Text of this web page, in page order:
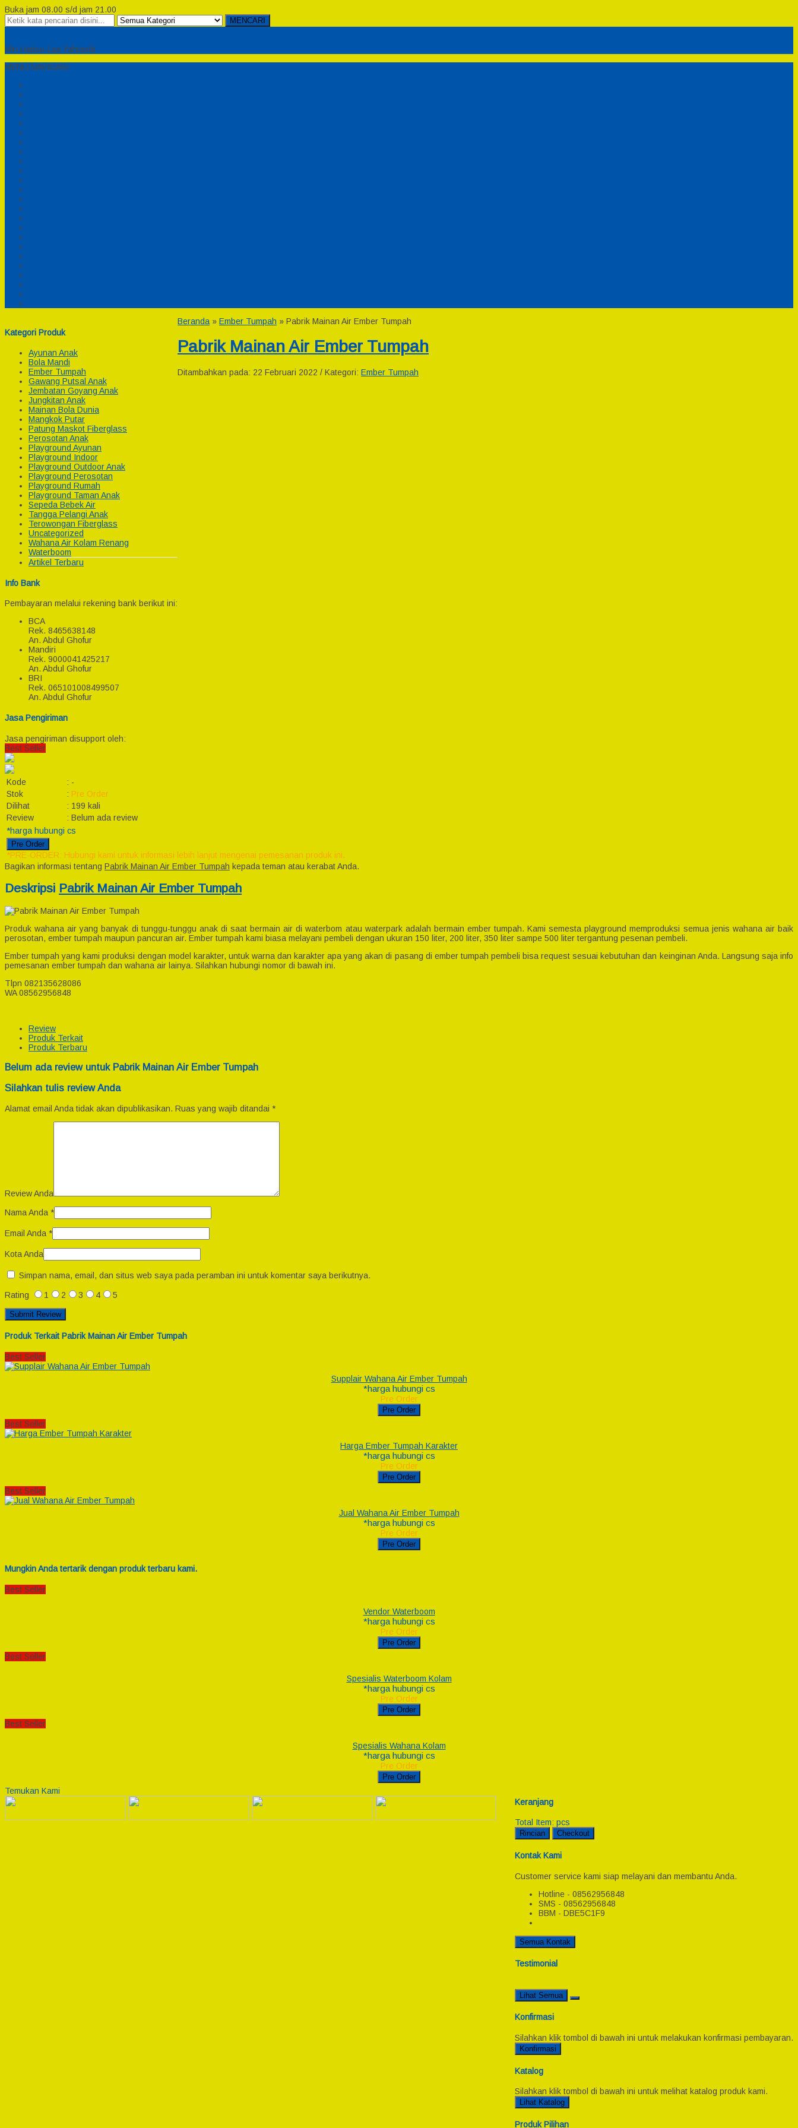
Buka jam 08.00 s/d jam 21.00
MENCARI
Min Haitsu Laa Yahtasib
MENU NAVIGASI
Kategori Produk
Ayunan Anak
Bola Mandi
Ember Tumpah
Gawang Putsal Anak
Jembatan Goyang Anak
Jungkitan Anak
Mainan Bola Dunia
Mangkok Putar
Patung Maskot Fiberglass
Perosotan Anak
Playground Ayunan
Playground Indoor
Playground Outdoor Anak
Playground Perosotan
Playground Rumah
Playground Taman Anak
Sepeda Bebek Air
Tangga Pelangi Anak
Terowongan Fiberglass
Uncategorized
Wahana Air Kolam Renang
Waterboom
Artikel Terbaru
Info Bank
Pembayaran melalui rekening bank berikut ini:
BCA
Rek. 8465638148
An. Abdul Ghofur
Mandiri
Rek. 9000041425217
An. Abdul Ghofur
BRI
Rek. 065101008499507
An. Abdul Ghofur
Jasa Pengiriman
Jasa pengiriman disupport oleh:
Beranda » Ember Tumpah » Pabrik Mainan Air Ember Tumpah
Pabrik Mainan Air Ember Tumpah
Ditambahkan pada: 22 Februari 2022 / Kategori: Ember Tumpah
Best Seller
Kode : -
Stok
: Pre Order
Dilihat
: 199 kali
Review
: Belum ada review
*harga hubungi cs
Pre Order
*PRE-ORDER: Hubungi kami untuk informasi lebih lanjut mengenai pemesanan produk ini.
Bagikan informasi tentang Pabrik Mainan Air Ember Tumpah kepada teman atau kerabat Anda.
Deskripsi Pabrik Mainan Air Ember Tumpah
Produk wahana air yang banyak di tunggu-tunggu anak di saat bermain air di waterbom atau waterpark adalah bermain ember tumpah. Kami semesta playground memproduksi semua jenis wahana air baik
perosotan, ember tumpah maupun pancuran air. Ember tumpah kami biasa melayani pembeli dengan ukuran 150 liter, 200 liter, 350 liter sampe 500 liter tergantung pesenan pembeli.
Ember tumpah yang kami produksi dengan model karakter, untuk warna dan karakter apa yang akan di pasang di ember tumpah pembeli bisa request sesuai kebutuhan dan keinginan Anda. Langsung saja info
pemesanan ember tumpah dan wahana air lainya. Silahkan hubungi nomor di bawah ini.
Tlpn 082135628086
WA 08562956848
Review
Produk Terkait
Produk Terbaru
Belum ada review untuk Pabrik Mainan Air Ember Tumpah
Silahkan tulis review Anda
Alamat email Anda tidak akan dipublikasikan. Ruas yang wajib ditandai *
Review Anda
Nama Anda *
Email Anda *
Kota Anda
Simpan nama, email, dan situs web saya pada peramban ini untuk komentar saya berikutnya.
Rating 1 2 3 4 5
Produk Terkait Pabrik Mainan Air Ember Tumpah
Best Seller
Supplair Wahana Air Ember Tumpah
*harga hubungi cs
Pre Order
Pre Order
Best Seller
Harga Ember Tumpah Karakter
*harga hubungi cs
Pre Order
Pre Order
Best Seller
Jual Wahana Air Ember Tumpah
*harga hubungi cs
Pre Order
Pre Order
Mungkin Anda tertarik dengan produk terbaru kami.
Best Seller
Vendor Waterboom
*harga hubungi cs
Pre Order
Pre Order
Best Seller
Spesialis Waterboom Kolam
*harga hubungi cs
Pre Order
Pre Order
Best Seller
Spesialis Wahana Kolam
*harga hubungi cs
Pre Order
Pre Order
Keranjang
Total Item: pcs
Rincian Checkout
Kontak Kami
Customer service kami siap melayani dan membantu Anda.
Hotline - 08562956848
SMS - 08562956848
BBM - DBE5C1F9
Semua Kontak
Testimonial
Lihat Semua
Konfirmasi
Silahkan klik tombol di bawah ini untuk melakukan konfirmasi pembayaran.
Konfirmasi
Katalog
Silahkan klik tombol di bawah ini untuk melihat katalog produk kami.
Lihat Katalog
Produk Pilihan
Temukan Kami